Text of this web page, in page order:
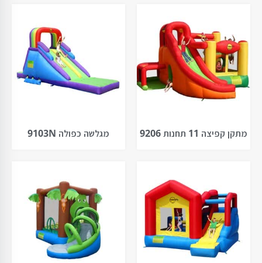
מתקן קפיצה 11 תחנות 9206 מגלשה כפולה 9103N